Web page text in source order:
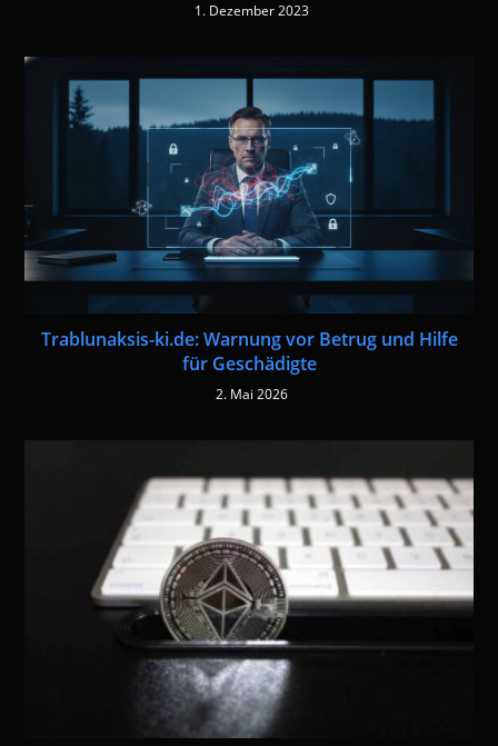
1. Dezember 2023
Trablunaksis-ki.de: Warnung vor Betrug und Hilfe
für Geschädigte
2. Mai 2026